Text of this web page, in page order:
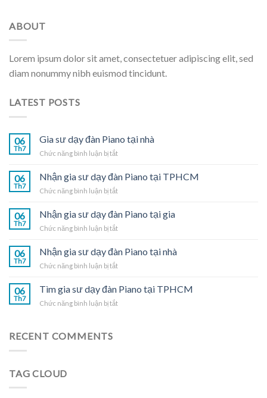
ABOUT
Lorem ipsum dolor sit amet, consectetuer adipiscing elit, sed
diam nonummy nibh euismod tincidunt.
LATEST POSTS
06
Th7
Gia sư dạy đàn Piano tại nhà
Chức năng bình luận bị tắtở
dạy
đàn
tại
06
Th7
Nhận gia sư dạy đàn Piano tại TPHCM
Chức năng bình luận bị tắtở
gia
sư
dạy
Piano
TPHCM
06
Th7
Nhận gia sư dạy đàn Piano tại gia
Chức năng bình luận bị tắtở
gia
sư
dạy
Piano
gia
06
Th7
Nhận gia sư dạy đàn Piano tại nhà
Chức năng bình luận bị tắtở
gia
sư
dạy
06
Th7
Tìm gia sư dạy đàn Piano tại TPHCM
Chức năng bình luận bị tắtở
RECENT COMMENTS
TAG CLOUD